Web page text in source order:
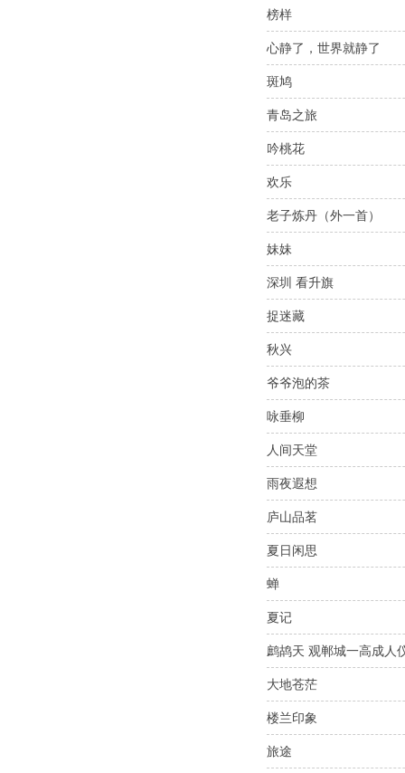
榜样
心静了，世界就静了
斑鸠
青岛之旅
吟桃花
欢乐
老子炼丹（外一首）
妹妹
深圳 看升旗
捉迷藏
秋兴
爷爷泡的茶
咏垂柳
人间天堂
雨夜遐想
庐山品茗
夏日闲思
蝉
夏记
鹧鸪天 观郸城一高成人
大地苍茫
楼兰印象
旅途